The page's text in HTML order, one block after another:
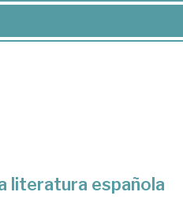
literatura española